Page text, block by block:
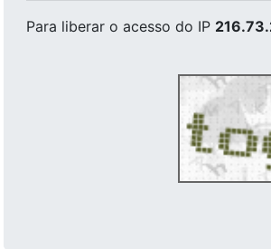
Para liberar o acesso do IP